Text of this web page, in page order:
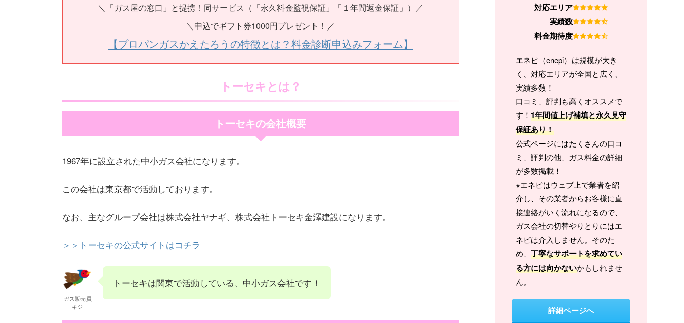
＼「ガス屋の窓口」と提携！同サービス（「永久料金監視保証」「１年間返金保証」）／
＼申込でギフト券1000円プレゼント！／
【プロパンガスかえたろうの特徴とは？料金診断申込みフォーム】
トーセキとは？
トーセキの会社概要
1967年に設立された中小ガス会社になります。
この会社は東京都で活動しております。
なお、主なグループ会社は株式会社ヤナギ、株式会社トーセキ金澤建設になります。
＞＞トーセキの公式サイトはコチラ
ガス販売員
キジ
トーセキは関東で活動している、中小ガス会社です！
対応エリア
実績数
料金期待度
エネピ（enepi）は規模が大き
く、対応エリアが全国と広く、
実績多数！
口コミ、評判も高くオススメで
す！ 1年間値上げ補填と永久見守
保証あり！
公式ページにはたくさんの口コ
ミ、評判の他、ガス料金の詳細
が多数掲載！
※エネピはウェブ上で業者を紹
介し、その業者からお客様に直
接連絡がいく流れになるので、
ガス会社の切替やりとりにはエ
ネピは介入しません。そのた
め、 丁寧なサポートを求めてい
る方には向かないかもしれませ
ん。
詳細ページへ